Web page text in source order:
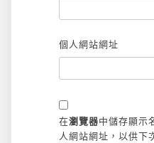
個人網站網址
在瀏覽器中儲存顯示
人網站網址，以供下